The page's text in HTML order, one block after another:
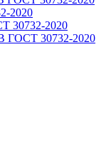
2020
30732-2020
ГОСТ 30732-2020